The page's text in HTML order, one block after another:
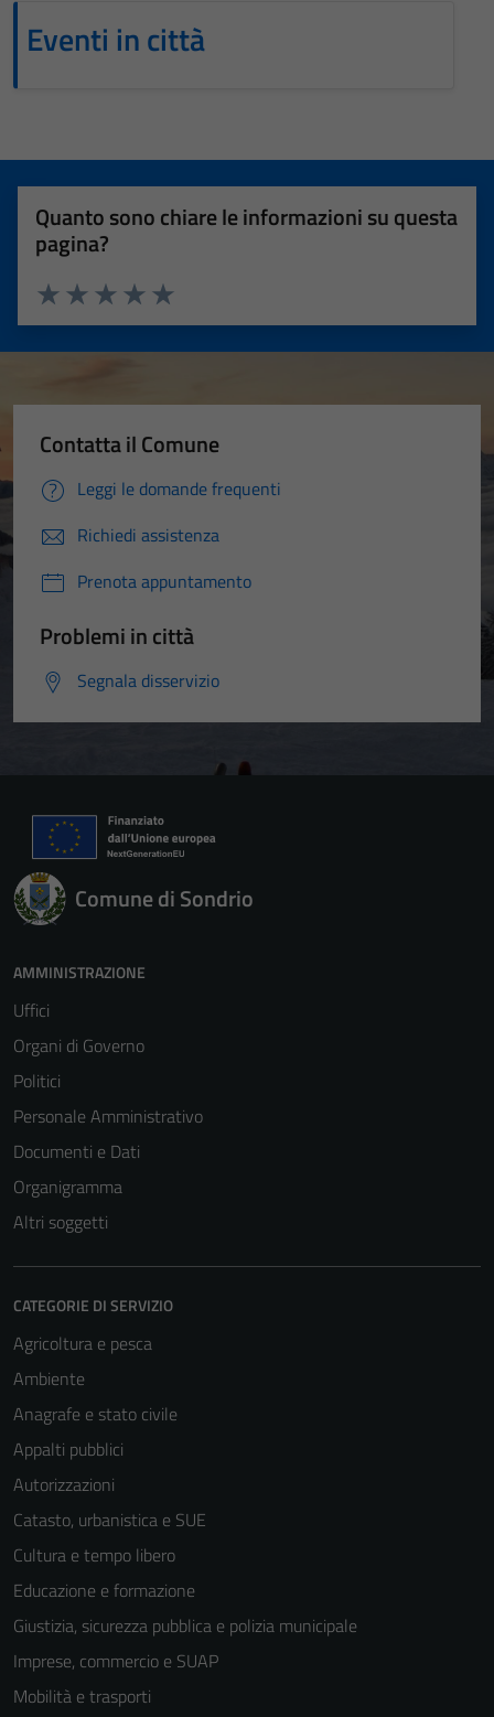
Eventi in città
Quanto sono chiare le informazioni su questa
pagina?
Valuta 5 stelle su 5
Valuta 4 stelle su 5
Valuta 3 stelle su 5
Valuta 2 stelle su 5
Valuta 1 stelle su 5
Contatta il Comune
Leggi le domande frequenti
Richiedi assistenza
Prenota appuntamento
Problemi in città
Segnala disservizio
Comune di Sondrio
AMMINISTRAZIONE
Uffici
Organi di Governo
Politici
Personale Amministrativo
Documenti e Dati
Organigramma
Altri soggetti
CATEGORIE DI SERVIZIO
Agricoltura e pesca
Ambiente
Anagrafe e stato civile
Appalti pubblici
Autorizzazioni
Catasto, urbanistica e SUE
Cultura e tempo libero
Educazione e formazione
Giustizia, sicurezza pubblica e polizia municipale
Imprese, commercio e SUAP
Mobilità e trasporti
Tecnici
personali.